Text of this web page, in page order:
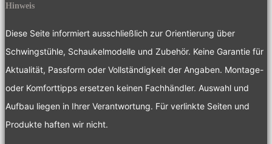
Hinweis
Diese Seite informiert ausschließlich zur Orientierung über
Schwingstühle, Schaukelmodelle und Zubehör. Keine Garantie für
Aktualität, Passform oder Vollständigkeit der Angaben. Montage-
oder Komforttipps ersetzen keinen Fachhändler. Auswahl und
Aufbau liegen in Ihrer Verantwortung. Für verlinkte Seiten und
Produkte haften wir nicht.